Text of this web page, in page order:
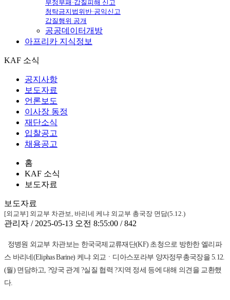
부정부패·갑질피해 신고
청탁금지법위반·공익신고
갑질행위 공개
공공데이터개방
아프리카 지식정보
KAF 소식
공지사항
보도자료
언론보도
이사장 동정
재단소식
입찰공고
채용공고
홈
KAF 소식
보도자료
보도자료
[외교부] 외교부 차관보, 바리네 케냐 외교부 총국장 면담(5.12.)
관리자 / 2025-05-13 오전 8:55:00 / 842
정병원 외교부 차관보는 한국국제교류재단(KF) 초청으로 방한한 엘리파
스 바리네(Eliphas Barine) 케냐 외교ㆍ디아스포라부 양자정무총국장을 5.12.
(월) 면담하고, ?양국 관계 ?실질 협력 ?지역 정세 등에 대해 의견을 교환했
다.